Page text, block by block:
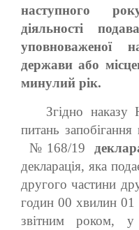
наступного
діяльності
уповноваженої
держави або
минулий рік.
Згідно наказу
питань
№168/19
декларація, яка
другого частини
годин 00 хвилин 01
звітним роком,